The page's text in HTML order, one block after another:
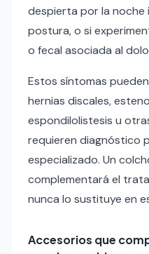
despierta por la noche
postura, o si
o fecal asociada al
Estos síntomas
hernias discales,
espondilolistesis u
requieren diagnóstico
especializado. Un
complementará el
nunca lo sustituye en
Accesorios que